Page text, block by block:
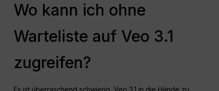
Wo kann ich ohne
Warteliste auf Veo 3.1
zugreifen?